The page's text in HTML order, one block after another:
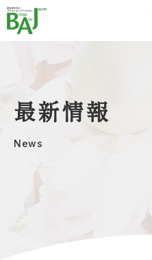
最新情報
News